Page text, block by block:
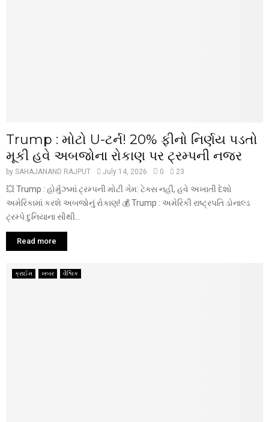
Trump : મોટો U-ટર્ન! 20% ફીનો નિર્ણય પડતો
મૂકી હવે અબજોના રોકાણ પર ટ્રમ્પની નજર
by SAHAJANAND RAJPUT July 14, 2026 0 23
💥 Trump : હોર્મુઝમાં ટ્રમ્પની મોટી ગેમ: ટેક્સ નહીં, હવે અખાતી દેશો
અમેરિકામાં કરશે અબજોનું રોકાણ! 💰 Trump : અમેરિકી રાષ્ટ્રપતિ ડોનાલ્ડ
ટ્રમ્પે દુનિયાના સૌથી...
Read more
ક્રાઈમ ખબર વૈશ્વિક